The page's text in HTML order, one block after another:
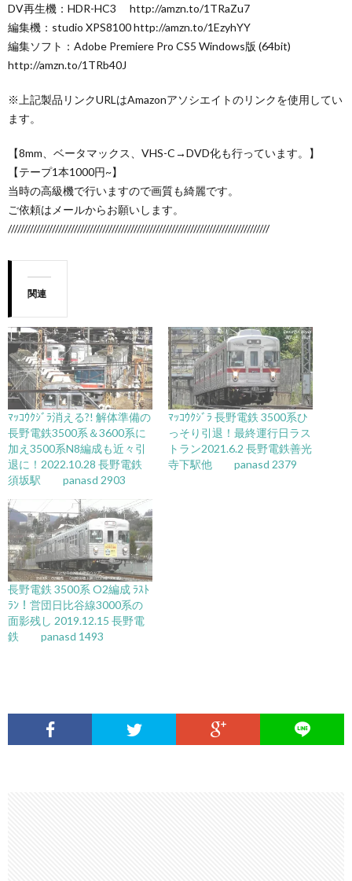
DV再生機：HDR-HC3 http://amzn.to/1TRaZu7
編集機：studio XPS8100 http://amzn.to/1EzyhYY
編集ソフト：Adobe Premiere Pro CS5 Windows版 (64bit)
http://amzn.to/1TRb40J
※上記製品リンクURLはAmazonアソシエイトのリンクを使用してい
ます。
【8mm、ベータマックス、VHS-C→DVD化も行っています。】
【テープ1本1000円~】
当時の高級機で行いますので画質も綺麗です。
ご依頼はメールからお願いします。
///////////////////////////////////////////////////////////////////////////////////
関連
ﾏｯｺｳｸｼﾞﾗ消える?! 解体準備の
長野電鉄3500系＆3600系に
加え3500系N8編成も近々引
退に！2022.10.28 長野電鉄
須坂駅 panasd 2903
ﾏｯｺｳｸｼﾞﾗ 長野電鉄 3500系ひ
っそり引退！最終運行日ラス
トラン2021.6.2 長野電鉄善光
寺下駅他 panasd 2379
長野電鉄 3500系 O2編成 ﾗｽﾄ
ﾗﾝ！営団日比谷線3000系の
面影残し 2019.12.15 長野電
鉄 panasd 1493